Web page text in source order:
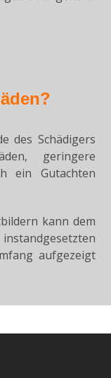
des Schädigers
geringere
ein Gutachten
kann dem
aufgezeigt